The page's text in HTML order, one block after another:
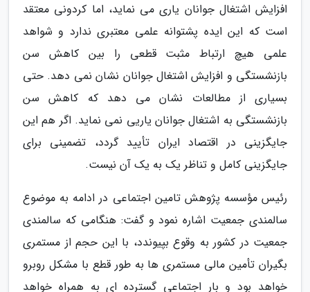
افزایش اشتغال جوانان یاری می نماید، اما کردونی معتقد
است که این ایده پشتوانه علمی معتبری ندارد و شواهد
علمی هیچ ارتباط مثبت قطعی را بین کاهش سن
بازنشستگی و افزایش اشتغال جوانان نشان نمی دهد. حتی
بسیاری از مطالعات نشان می دهد که کاهش سن
بازنشستگی به اشتغال جوانان یاریی نمی نماید. اگر هم این
جایگزینی در اقتصاد ایران تأیید گردد، تضمینی برای
جایگزینی کامل و تناظر یک به یک آن نیست.
رئیس مؤسسه پژوهش تامین اجتماعی در ادامه به موضوع
سالمندی جمعیت اشاره نمود و گفت: هنگامی که سالمندی
جمعیت در کشور به وقوع بپیوندد، با این حجم از مستمری
بگیران تأمین مالی مستمری ها به طور قطع با مشکل روبرو
خواهد بود و بار اجتماعی گسترده ای به همراه خواهد